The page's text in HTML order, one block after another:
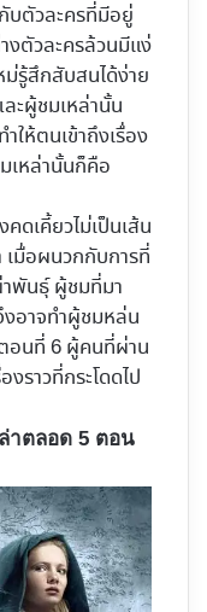
บตัวละครที่มีอยู่
งตัวละครล้วนมีแง่
ม่รู้สึกสับสนได้ง่าย
ละผู้ชมเหล่านั้น
ให้ตนเข้าถึงเรื่อง
เหล่านั้นก็คือ
ดเคี้ยวไม่เป็นเส้น
เมื่อผนวกกับการที่
พันธุ์ ผู้ชมที่มา
งอาจทำผู้ชมหล่น
อนที่ 6 ผู้คนที่ผ่าน
ราวที่กระโดดไป
าตลอด 5 ตอน